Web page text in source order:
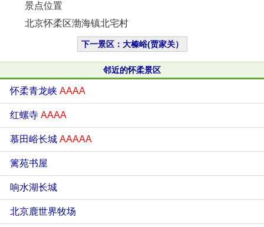
景点位置
北京怀柔区渤海镇北宅村
下一景区：大榛峪(贾家关）
邻近的怀柔景区
怀柔青龙峡 AAAA
红螺寺 AAAA
慕田峪长城 AAAAA
篱苑书屋
响水湖长城
北京鹿世界牧场